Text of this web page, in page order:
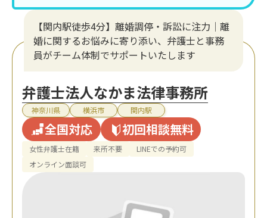
【関内駅徒歩4分】離婚調停・訴訟に注力│離
婚に関するお悩みに寄り添い、弁護士と事務
員がチーム体制でサポートいたします
弁護士法人なかま法律事務所
神奈川県 横浜市 関内駅
全国対応 初回相談無料
女性弁護士在籍 来所不要
LINEでの予約可
オンライン面談可